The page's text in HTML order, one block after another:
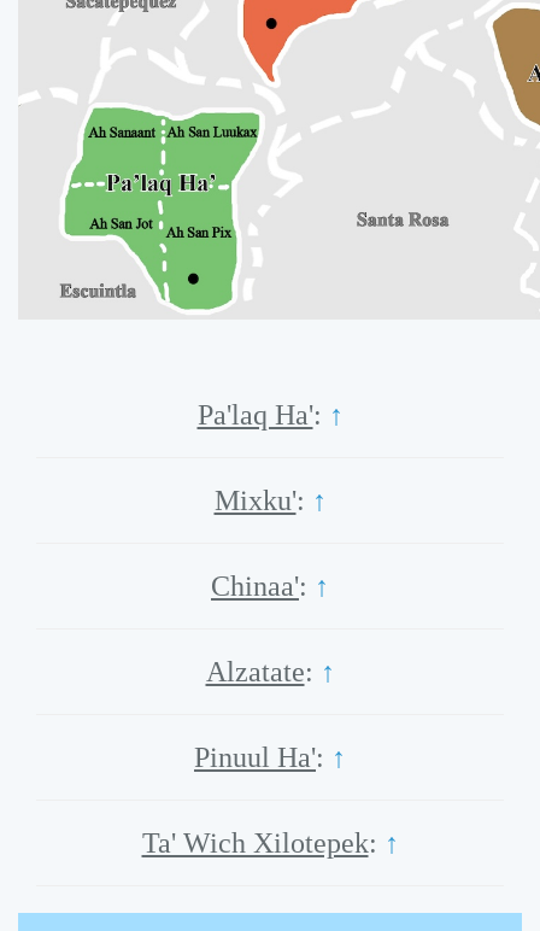
Pa'laq Ha': ↑
Mixku': ↑
Chinaa': ↑
Alzatate: ↑
Pinuul Ha': ↑
Ta' Wich Xilotepek: ↑